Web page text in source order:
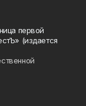
первой
(издается